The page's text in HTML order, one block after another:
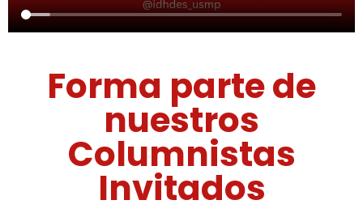
Forma parte de
nuestros
Columnistas
Invitados